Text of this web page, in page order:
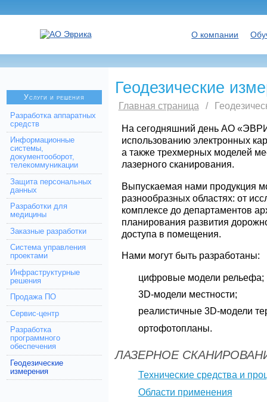
О компании
Услуги и решения
Разработка аппаратных
средств
Информационные
системы,
документооборот,
телекоммуникации
Защита персональных
данных
Разработки для
медицины
Заказные разработки
Система управления
проектами
Инфраструктурные
решения
Продажа ПО
Сервис-центр
Разработка
программного
обеспечения
Геодезические
измерения
Геодезические
Главная страница /
На сегодняшний день АО
использованию электронных
а также трехмерных моделей
лазерного сканирования.
Выпускаемая нами продукция
разнообразных областях: от
комплексе до департаментов
планирования развития
доступа в помещения.
Нами могут быть разработаны:
цифровые модели рельефа;
3D-модели местности;
реалистичные 3D-модели
ортофотопланы.
ЛАЗЕРНОЕ
Технические средства и
Области применения